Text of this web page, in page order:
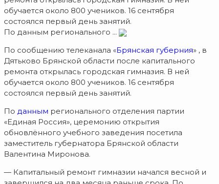
обучается около 800 учеников. 16 сентября
состоялся первый день занятий.
По данным регионального ...
По сообщению телеканала «Брянская губерния» , в
Дятьково Брянской области после капитального
ремонта открылась городская гимназия. В ней
обучается около 800 учеников. 16 сентября
состоялся первый день занятий.
По данным регионального отделения партии
«Единая Россия», церемонию открытия
обновлённого учебного заведения посетила
заместитель губернатора Брянской области
Валентина Миронова.
— Капитальный ремонт гимназии начался весной и